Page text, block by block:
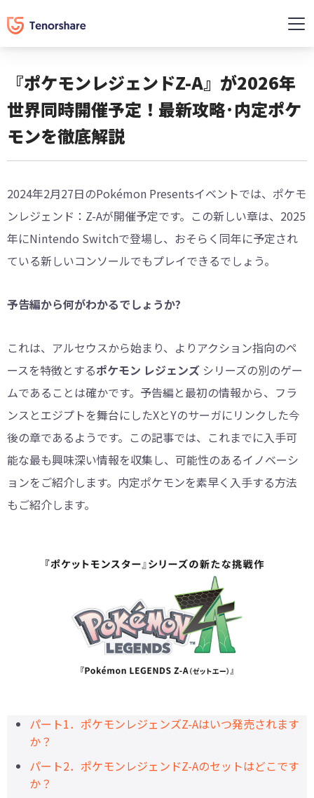
『ポケモンレジェンドZ-A』が2026年
世界同時開催予定！最新攻略･内定ポケ
モンを徹底解説
2024年2月27日のPokémon Presentsイベントでは、ポケモ
ンレジェンド：Z-Aが開催予定です。この新しい章は、2025
年にNintendo Switchで登場し、おそらく同年に予定され
ている新しいコンソールでもプレイできるでしょう。
予告編から何がわかるでしょうか?
これは、アルセウスから始まり、よりアクション指向のペ
ースを特徴とするポケモン レジェンズ シリーズの別のゲー
ムであることは確かです。予告編と最初の情報から、フラ
ンスとエジプトを舞台にしたXとYのサーガにリンクした今
後の章であるようです。この記事では、これまでに入手可
能な最も興味深い情報を収集し、可能性のあるイノベーシ
ョンをご紹介します。内定ポケモンを素早く入手する方法
もご紹介します。
パート1．ポケモンレジェンズZ-Aはいつ発売されます
か？
パート2．ポケモンレジェンドZ-Aのセットはどこです
か？